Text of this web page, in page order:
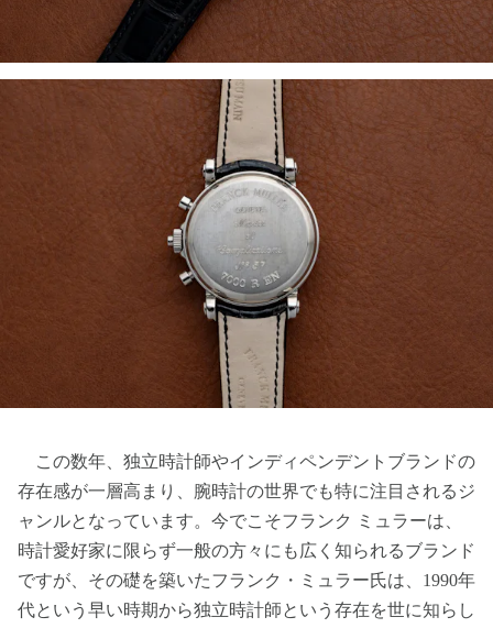
この数年、独立時計師やインディペンデントブランドの
存在感が一層高まり、腕時計の世界でも特に注目されるジ
ャンルとなっています。今でこそフランク ミュラーは、
時計愛好家に限らず一般の方々にも広く知られるブランド
ですが、その礎を築いたフランク・ミュラー氏は、1990年
代という早い時期から独立時計師という存在を世に知らし